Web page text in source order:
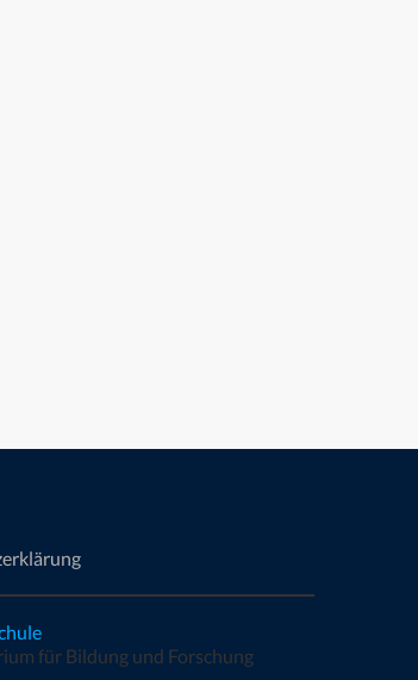
für Bildung und Forschung